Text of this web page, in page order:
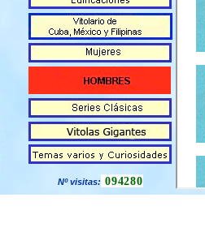
Nº visitas: 094280